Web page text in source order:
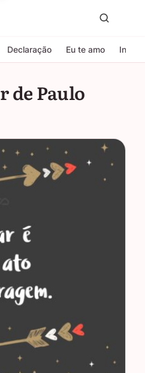
Declaração Eu te amo
de Paulo